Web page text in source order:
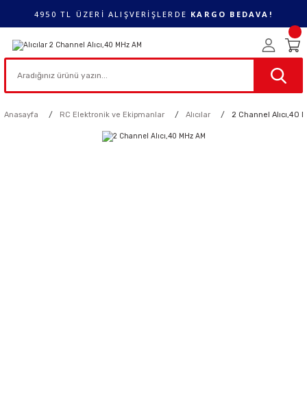
4950 TL ÜZERİ ALIŞVERİŞLERDE KARGO BEDAVA!
Anasayfa RC Elektronik ve Ekipmanlar Alıcılar 2 Channel Alıcı,40